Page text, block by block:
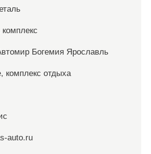
Богемия Ярославль
комплекс отдыха
auto.ru